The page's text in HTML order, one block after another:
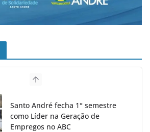
Santo André fecha 1° semestre
como Líder na Geração de
Empregos no ABC